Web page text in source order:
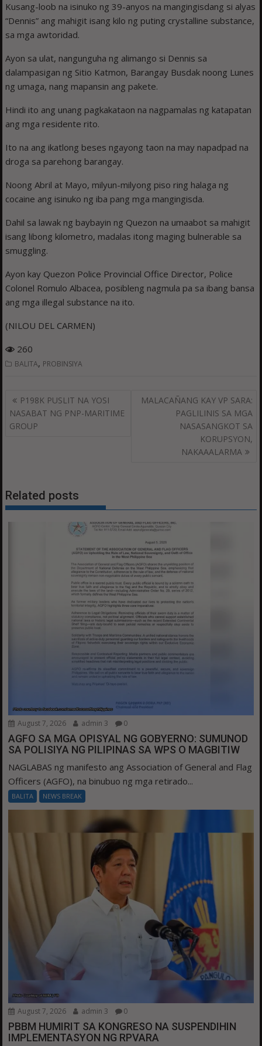
Kusang-loob na isinuko ng 39-anyos na mangingisdang si alyas
“Dennis” ang mahigit isang kilo ng puting crystalline substance,
sa mga awtoridad.
Ayon sa ulat, nangunguha ng alimango si Dennis sa
dalampasigan ng Sitio Katmon, Barangay Busdak noong Lunes
ng umaga, nang mapansin ang pakete.
Hindi ito ang unang pagkakataon na nagpamalas ng katapatan
ang mga residente rito.
Ito na ang ikatlong beses ngayong taon na may napadpad na
droga sa parehong barangay.
Noong Abril at Mayo, milyun-milyong piso ring halaga ng
cocaine ang isinuko ng iba pang mga mangingisda.
Dahil sa lawak ng baybayin ng Quezon na umaabot sa mahigit
isang libong kilometro, madalas itong maging bulnerable sa
smuggling.
Ayon kay Quezon Police Provincial Office Director, Police
Colonel Romulo Albacea, posibleng nagmula pa sa ibang bansa
ang mga illegal substance na ito.
(NILOU DEL CARMEN)
260
BALITA, PROBINSIYA
Post
navigation
P198K PUSLIT NA YOSI
NASABAT NG PNP-MARITIME
GROUP
MALACAÑANG KAY VP SARA:
PAGLILINIS SA MGA
NASASANGKOT SA
KORUPSYON,
NAKAAALARMA
Related posts
August 7, 2026 admin 3 0
AGFO SA MGA OPISYAL NG GOBYERNO: SUMUNOD
SA POLISIYA NG PILIPINAS SA WPS O MAGBITIW
NAGLABAS ng manifesto ang Association of General and Flag
Officers (AGFO), na binubuo ng mga retirado...
BALITA NEWS BREAK
August 7, 2026 admin 3 0
PBBM HUMIRIT SA KONGRESO NA SUSPENDIHIN
IMPLEMENTASYON NG RPVARA